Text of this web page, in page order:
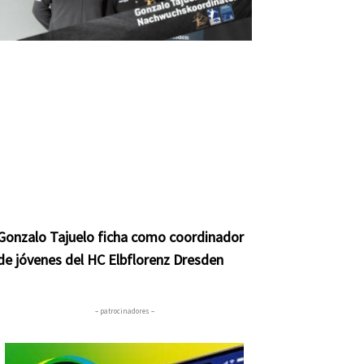
Tajuelo ficha como coordinador
jóvenes del HC Elbflorenz Dresden
– patrocinadores –